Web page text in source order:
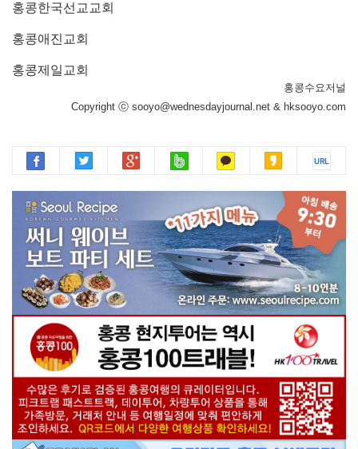
홍콩한국선교교회
홍콩애진교회
홍콩제일교회
홍콩수요저널
Copyright ⓒ sooyo@wednesdayjournal.net & hksooyo.com